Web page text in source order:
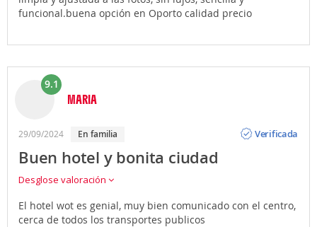
funcional.buena opción en Oporto calidad precio
9.1
MARIA
29/09/2024 En familia
Verificada
Buen hotel y bonita ciudad
Desglose valoración
El hotel wot es genial, muy bien comunicado con el centro,
cerca de todos los transportes publicos